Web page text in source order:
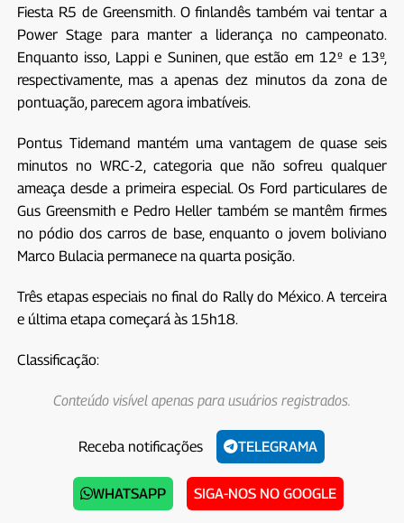
Fiesta R5 de Greensmith. O finlandês também vai tentar a
Power Stage para manter a liderança no campeonato.
Enquanto isso, Lappi e Suninen, que estão em 12º e 13º,
respectivamente, mas a apenas dez minutos da zona de
pontuação, parecem agora imbatíveis.
Pontus Tidemand mantém uma vantagem de quase seis
minutos no WRC-2, categoria que não sofreu qualquer
ameaça desde a primeira especial. Os Ford particulares de
Gus Greensmith e Pedro Heller também se mantêm firmes
no pódio dos carros de base, enquanto o jovem boliviano
Marco Bulacia permanece na quarta posição.
Três etapas especiais no final do Rally do México. A terceira
e última etapa começará às 15h18.
Classificação:
Conteúdo visível apenas para usuários registrados.
Receba notificações TELEGRAMA
WHATSAPP SIGA-NOS NO GOOGLE